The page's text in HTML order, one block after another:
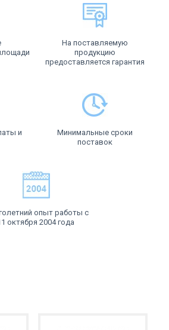
На поставляемую
продукцию
предоставляется гарантия
и
Минимальные сроки
поставок
опыт работы с
октября 2004 года